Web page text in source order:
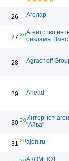
26 Агелар
27 20Агентство
рекламы
28 Agrachoff
29 Ahead
30 20Интернет-
"Айва"
31 20ajen.ru
АКОМПОТ